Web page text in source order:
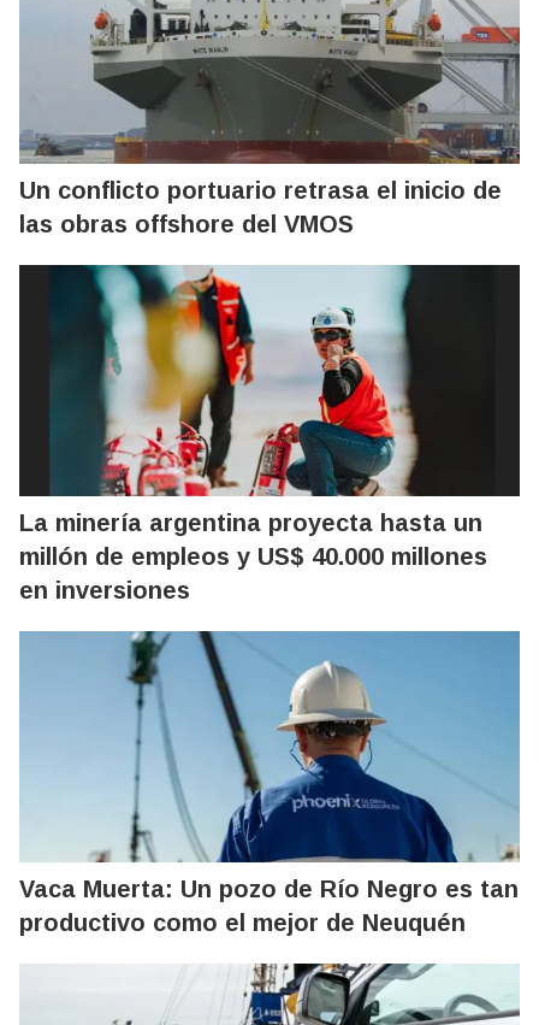
Un conflicto portuario retrasa el inicio de
las obras offshore del VMOS
La minería argentina proyecta hasta un
millón de empleos y US$ 40.000 millones
en inversiones
Vaca Muerta: Un pozo de Río Negro es tan
productivo como el mejor de Neuquén